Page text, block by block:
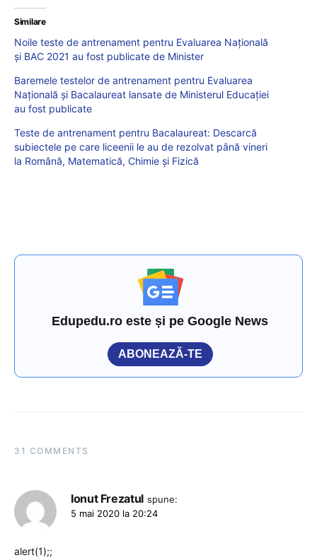
Similare
Noile teste de antrenament pentru Evaluarea Națională
și BAC 2021 au fost publicate de Minister
Baremele testelor de antrenament pentru Evaluarea
Națională și Bacalaureat lansate de Ministerul Educației
au fost publicate
Teste de antrenament pentru Bacalaureat: Descarcă
subiectele pe care liceenii le au de rezolvat până vineri
la Română, Matematică, Chimie și Fizică
Edupedu.ro este și pe Google News
ABONEAZĂ-TE
31 COMMENTS
Ionut Frezatul spune:
5 mai 2020 la 20:24
alert(1);;